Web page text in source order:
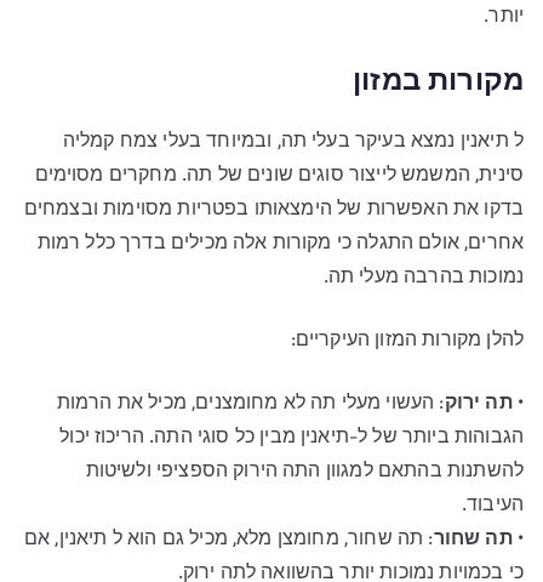
יותר.
מקורות במזון
ל תיאנין נמצא בעיקר בעלי תה, ובמיוחד בעלי צמח קמליה
סינית, המשמש לייצור סוגים שונים של תה. מחקרים מסוימים
בדקו את האפשרות של הימצאותו בפטריות מסוימות ובצמחים
אחרים, אולם התגלה כי מקורות אלה מכילים בדרך כלל רמות
נמוכות בהרבה מעלי תה.
להלן מקורות המזון העיקריים:
•תה ירוק: העשוי מעלי תה לא מחומצנים, מכיל את הרמות
הגבוהות ביותר של ל-תיאנין מבין כל סוגי התה. הריכוז יכול
להשתנות בהתאם למגוון התה הירוק הספציפי ולשיטות
העיבוד.
•תה שחור: תה שחור, מחומצן מלא, מכיל גם הוא ל תיאנין, אם
כי בכמויות נמוכות יותר בהשוואה לתה ירוק.